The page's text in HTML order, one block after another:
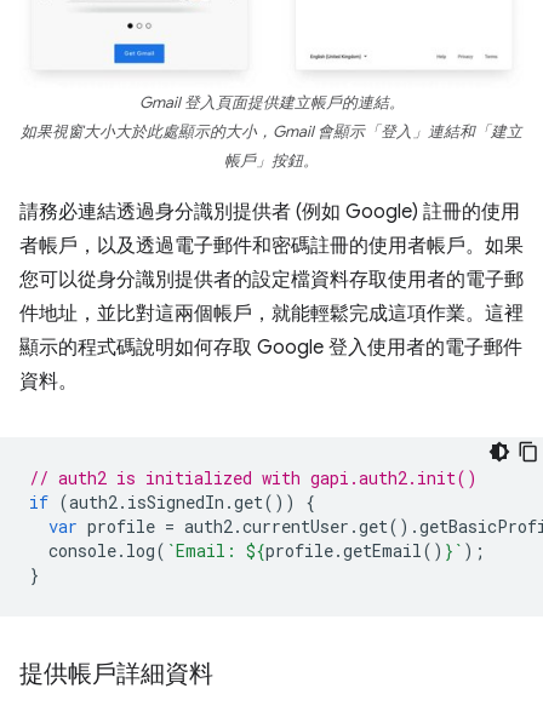
Gmail 登入頁面提供建立帳戶的連結。
如果視窗大小大於此處顯示的大小，Gmail 會顯示「登入」 連結和「建立
帳戶」 按鈕。
請務必連結透過身分識別提供者 (例如 Google) 註冊的使用
者帳戶，以及透過電子郵件和密碼註冊的使用者帳戶。如果
您可以從身分識別提供者的設定檔資料存取使用者的電子郵
件地址，並比對這兩個帳戶，就能輕鬆完成這項作業。這裡
顯示的程式碼說明如何存取 Google 登入使用者的電子郵件
資料。
// auth2 is initialized with gapi.auth2.init()
if (auth2. isSignedIn .get())
{
var profile = auth2.currentUser .get().
console. log( `Email: ${profile.getEmail() } ` );
}
提供帳戶詳細資料